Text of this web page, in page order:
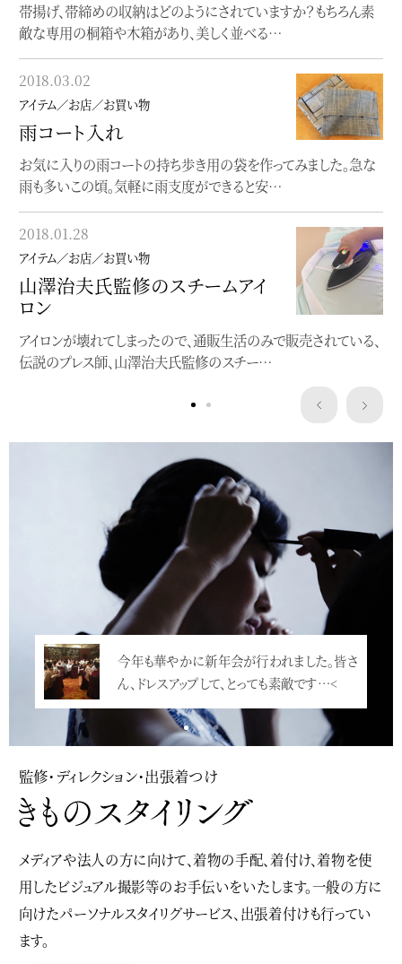
帯揚げ、帯締めの収納はどのようにされていますか？もちろん素
敵な専用の桐箱や木箱があり、美しく並べる…
2018.03.02
アイテム／お店／お買い物
雨コート入れ
お気に入りの雨コートの持ち歩き用の袋を作ってみました。急な
雨も多いこの頃。気軽に雨支度ができると安…
2018.01.28
アイテム／お店／お買い物
山澤治夫氏監修のスチームアイ
ロン
アイロンが壊れてしまったので、通販生活のみで販売されている、
伝説のプレス師、山澤治夫氏監修のスチー…
秋の長雨とはこのことで。。。しとしとと、止みませんね。今シーズン
は、グレーのモダンな柄の雨コートを…
2017.10.01
アイテム／お店／お買い物
着物を包むときには？
旅行に行く時、お稽古等で着物を運ぶ時、どうされてますか？畳
紙のまま運ぶのは大変なので、ひとまと…
2017.09.30
アイテム／お店／お買い物
着物の匂いが気になるときに
近年の清潔ブーム、半端なものではありません。消臭剤や消臭ス
プレー、抗菌〜etc.がそこかしこで売られ、…
Service
監修・ディレクション・出張着つけ
メディアや法人の方に向けて、着物の手配、着付け、着物を使
用したビジュアル撮影等のお手伝いをいたします。一般の方に
向けたパーソナルスタイリグサービス、出張着付けも行ってい
ます。
今年も華やかに新年会が行われました。皆さ
ん、ドレスアップして、とっても素敵です…<